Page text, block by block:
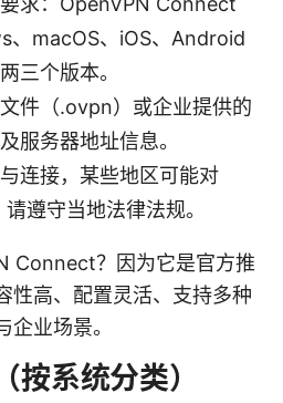
、macOS、iOS、Android
三个版本。
件（.ovpn）或企业提供的
服务器地址信息。
连接，某些地区可能对
遵守当地法律法规。
Connect？因为它是官方推
性高、配置灵活、支持多种
业场景。
按系统分类）